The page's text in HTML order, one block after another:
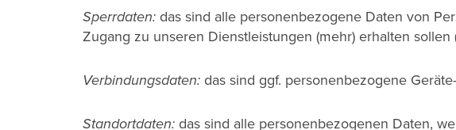
Sperrdaten: das sind alle personenbezogene Daten von
Zugang zu unseren Dienstleistungen (mehr) erhalten sollen
Verbindungsdaten: das sind ggf. personenbezogene
Standortdaten: das sind alle personenbezogenen Daten,